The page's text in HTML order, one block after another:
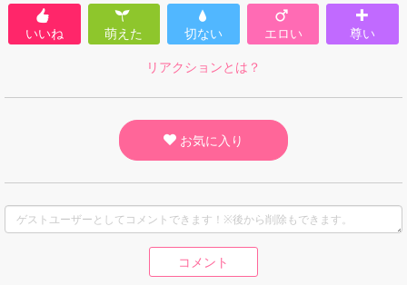
いいね 萌えた 切ない エロい
尊い
リアクションとは？
お気に入り
コメント